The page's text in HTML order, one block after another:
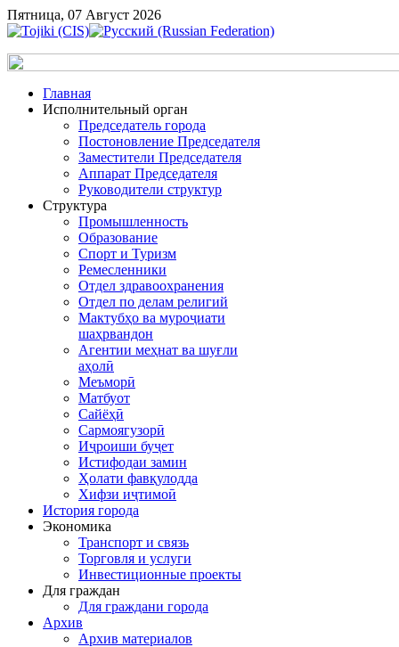
Пятница, 07 Август 2026
Главная
Исполнительный орган
Председатель города
Постоновление Председателя
Заместители Председателя
Аппарат Председателя
Руководители структур
Структура
Промышленность
Образование
Спорт и Туризм
Ремесленники
Отдел здравоохранения
Отдел по делам религий
Мактубҳо ва муроҷиати
шаҳрвандон
Агентии меҳнат ва шуғли
аҳолӣ
Меъморӣ
Матбуот
Сайёҳӣ
Сармоягузорӣ
Иҷроиши буҷет
Истифодаи замин
Ҳолати фавқулодда
Хифзи иҷтимоӣ
История города
Экономика
Транспорт и связь
Торговля и услуги
Инвестиционные проекты
Для граждан
Для граждани города
Архив
Архив материалов